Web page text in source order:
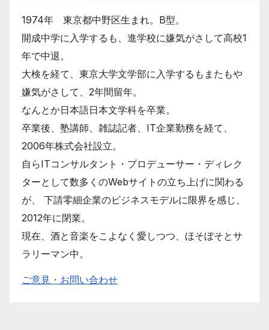
1974年 東京都中野区生まれ。B型。
開成中学に入学するも、進学校に嫌気がさして高校1
年で中退。
大検を経て、東京大学文学部に入学するもまたもや
嫌気がさして、2年間留年。
なんとか日本語日本文学科を卒業。
卒業後、塾講師、雑誌記者、IT企業勤務を経て、
2006年株式会社設立。
自らITコンサルタント・プロデューサー・ディレク
ターとして数多くのWebサイトの立ち上げに関わる
が、 下請零細企業のビジネスモデルに限界を感じ、
2012年に閉業。
現在、酒と音楽をこよなく愛しつつ、ほそぼそとサ
ラリーマン中。
ご意見・お問い合わせ